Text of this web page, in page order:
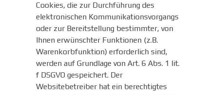
Cookies, die zur Durchführung des
elektronischen Kommunikationsvorgangs
oder zur Bereitstellung bestimmter, von
Ihnen erwünschter Funktionen (z.B.
Warenkorbfunktion) erforderlich sind,
werden auf Grundlage von Art. 6 Abs. 1 lit.
f DSGVO gespeichert. Der
Websitebetreiber hat ein berechtigtes